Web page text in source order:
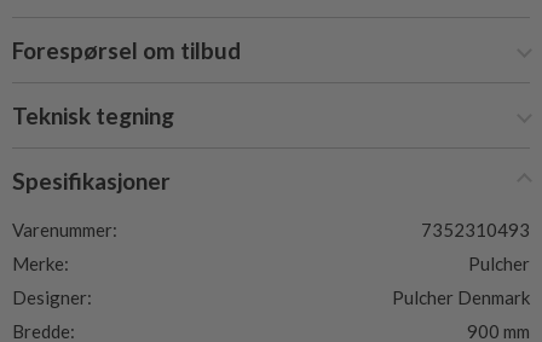
Forespørsel om tilbud
Teknisk tegning
Spesifikasjoner
Varenummer:
7352310493
Merke:
Pulcher
Designer:
Pulcher Denmark
Bredde:
900 mm